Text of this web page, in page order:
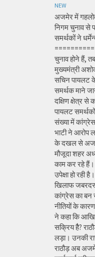
NEW
अजमेर में
निगम चुनाव से
समर्थकों ने
चुनाव होने हैं,
मुख्यमंत्री
सचिन पायलट
समर्थक माने
दक्षिण क्षेत्र से
पायलट
संख्या में
भाटी ने आरोप
के दखल से
मौजूदा शहर
काम कर रहे हैं।
उपेक्षा हो
खिलाफ
कांग्रेस का बन
नीतियों के
ने कहा कि
सक्रिय हैै?
लड़ा। उनकी
राठौड़ अब